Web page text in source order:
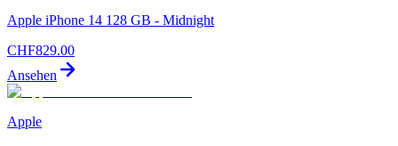
Apple iPhone 14 128 GB - Midnight
CHF829.00
Ansehen
Apple